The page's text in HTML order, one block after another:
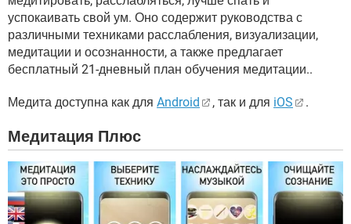
успокаивать свой ум. Оно содержит руководства с
различными техниками расслабления, визуализации,
медитации и осознанности, а также предлагает
бесплатный 21-дневный план обучения медитации..
Медита доступна как для Android , так и для iOS .
Медитация Плюс